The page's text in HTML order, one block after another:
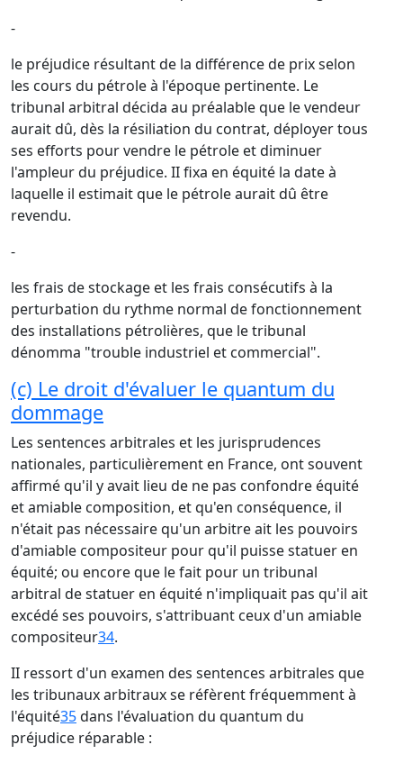
-
le préjudice résultant de la différence de prix selon
les cours du pétrole à l'époque pertinente. Le
tribunal arbitral décida au préalable que le vendeur
aurait dû, dès la résiliation du contrat, déployer tous
ses efforts pour vendre le pétrole et diminuer
l'ampleur du préjudice. II fixa en équité la date à
laquelle il estimait que le pétrole aurait dû être
revendu.
-
les frais de stockage et les frais consécutifs à la
perturbation du rythme normal de fonctionnement
des installations pétrolières, que le tribunal
dénomma "trouble industriel et commercial".
(c) Le droit d'évaluer le quantum du
dommage
Les sentences arbitrales et les jurisprudences
nationales, particulièrement en France, ont souvent
affirmé qu'il y avait lieu de ne pas confondre équité
et amiable composition, et qu'en conséquence, il
n'était pas nécessaire qu'un arbitre ait les pouvoirs
d'amiable compositeur pour qu'il puisse statuer en
équité; ou encore que le fait pour un tribunal
arbitral de statuer en équité n'impliquait pas qu'il ait
excédé ses pouvoirs, s'attribuant ceux d'un amiable
compositeur34.
II ressort d'un examen des sentences arbitrales que
les tribunaux arbitraux se réfèrent fréquemment à
l'équité35dans l'évaluation du quantum du
préjudice réparable :